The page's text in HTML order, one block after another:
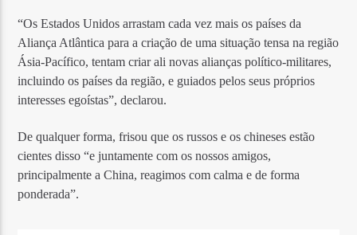
“Os Estados Unidos arrastam cada vez mais os países da
Aliança Atlântica para a criação de uma situação tensa na região
Ásia-Pacífico, tentam criar ali novas alianças político-militares,
incluindo os países da região, e guiados pelos seus próprios
interesses egoístas”, declarou.
De qualquer forma, frisou que os russos e os chineses estão
cientes disso “e juntamente com os nossos amigos,
principalmente a China, reagimos com calma e de forma
ponderada”.